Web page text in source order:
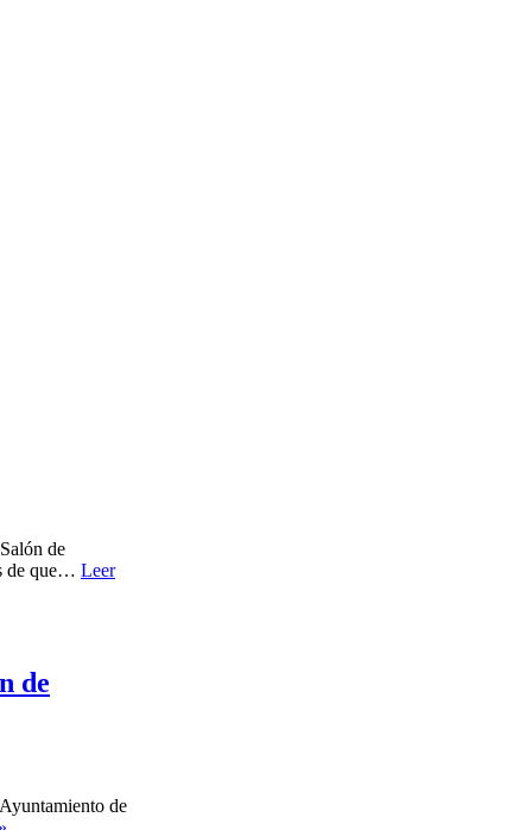
de
de que… Leer
de
de